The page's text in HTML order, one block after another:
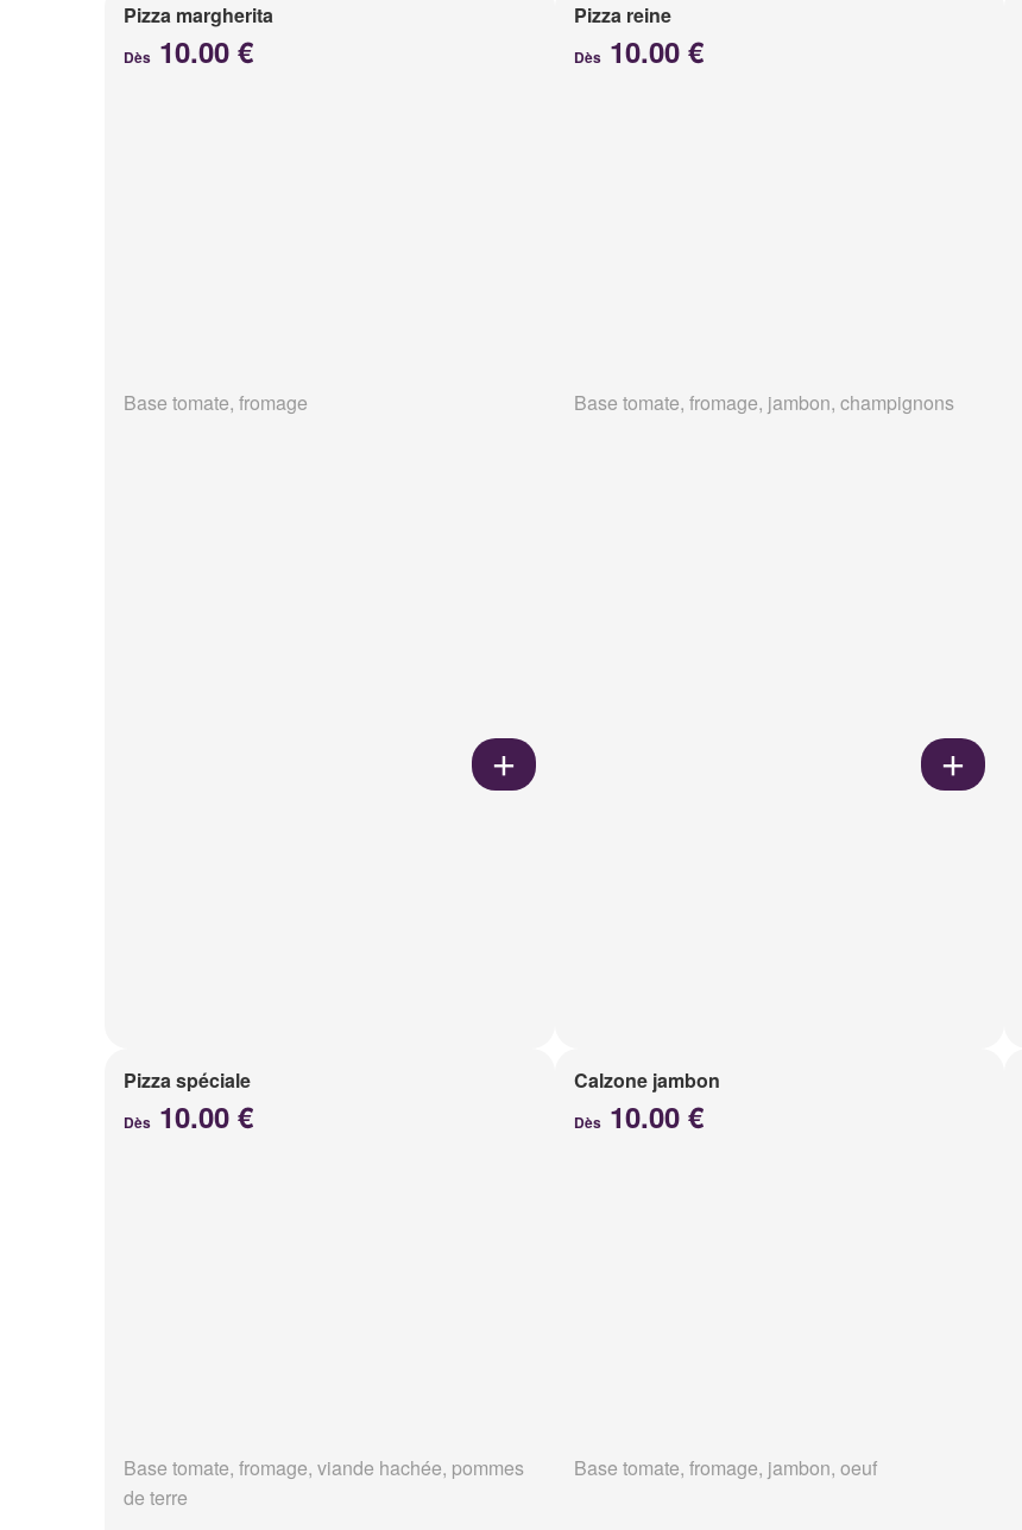
Pizza margherita
Dès 10.00 €
Base tomate, fromage
Pizza reine
Dès10.00 €
Base tomate, fromage, jambon, champignons
Pizza spéciale
Dès 10.00 €
Base tomate, fromage, viande hachée, pommes
de terre
Calzone jambon
Dès10.00 €
Base tomate, fromage, jambon, oeuf